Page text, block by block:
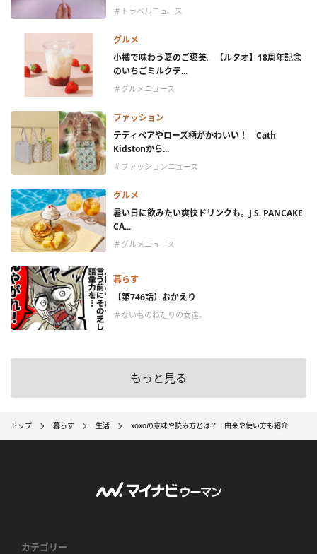
＃トラベルニュース
グルメ
小樽で味わう夏のご褒美。【ルタオ】18周年記念
のいちごミルクテ...
＃グルメニュース
ファッション
テディベアやローズ柄がかわいい！ Cath
Kidstonから...
＃ファッションニュース
グルメ
暑い日に飲みたい爽快ドリンクも。J.S. PANCAKE
CA...
＃グルメニュース
暮らす
【第746話】おかえり
＃ないものねだりの女達。
もっと見る
トップ 暮らす 生活 xoxoの意味や読み方とは？ 由来や使い方も紹介
カテゴリー